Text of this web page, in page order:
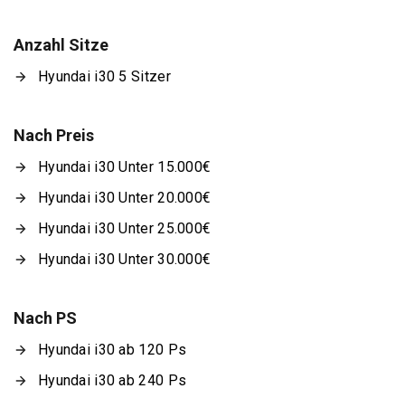
Anzahl Sitze
Hyundai i30 5 Sitzer
Nach Preis
Hyundai i30 Unter 15.000€
Hyundai i30 Unter 20.000€
Hyundai i30 Unter 25.000€
Hyundai i30 Unter 30.000€
Nach PS
Hyundai i30 ab 120 Ps
Hyundai i30 ab 240 Ps